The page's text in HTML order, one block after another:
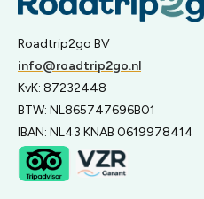
Roadtrip2go BV
info@roadtrip2go.nl
KvK: 87232448
BTW: NL865747696B01
IBAN: NL43 KNAB 0619978414